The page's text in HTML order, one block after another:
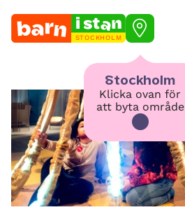
STOCKHOLM
Stockholm
Klicka ovan för
att byta område